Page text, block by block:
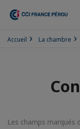
Accueil La chambre
Les champs